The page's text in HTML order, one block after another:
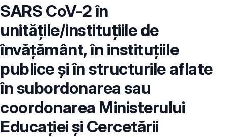
SARS CoV-2 în
unitățile/instituțiile de
învățământ, în instituțiile
publice și în structurile aflate
în subordonarea sau
coordonarea Ministerului
Educației și Cercetării